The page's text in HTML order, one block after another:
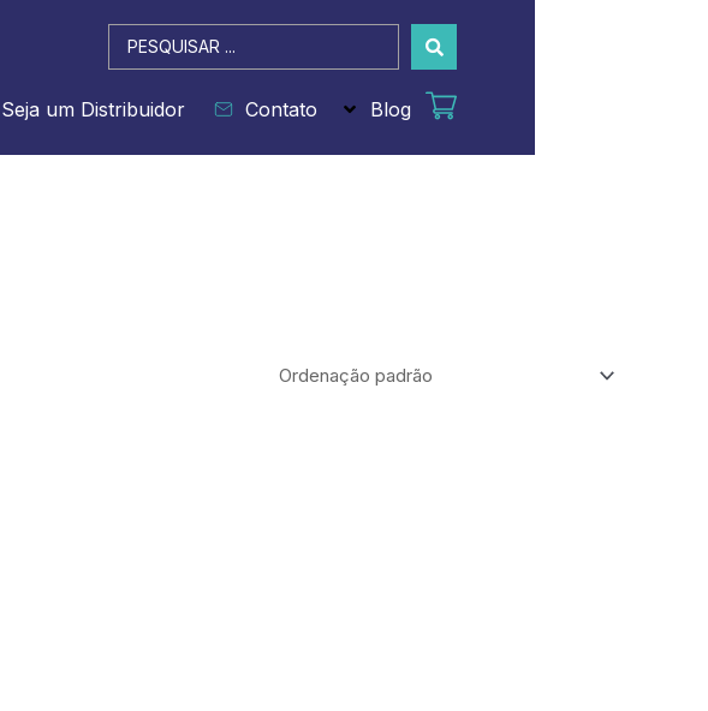
Pesquisar
...
Seja um Distribuidor Contato Blog